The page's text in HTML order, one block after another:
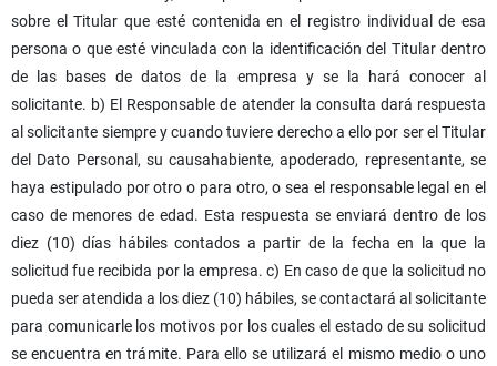
sobre el Titular que esté contenida en el registro individual de esa
persona o que esté vinculada con la identificación del Titular dentro
de las bases de datos de la empresa y se la hará conocer al
solicitante. b) El Responsable de atender la consulta dará respuesta
al solicitante siempre y cuando tuviere derecho a ello por ser el Titular
del Dato Personal, su causahabiente, apoderado, representante, se
haya estipulado por otro o para otro, o sea el responsable legal en el
caso de menores de edad. Esta respuesta se enviará dentro de los
diez (10) días hábiles contados a partir de la fecha en la que la
solicitud fue recibida por la empresa. c) En caso de que la solicitud no
pueda ser atendida a los diez (10) hábiles, se contactará al solicitante
para comunicarle los motivos por los cuales el estado de su solicitud
se encuentra en trámite. Para ello se utilizará el mismo medio o uno